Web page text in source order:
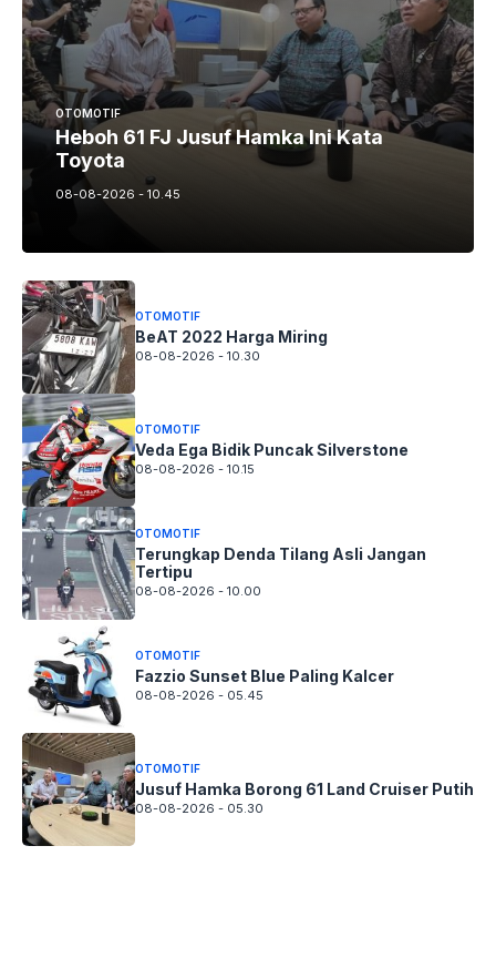
OTOMOTIF
Heboh 61 FJ Jusuf Hamka Ini Kata
Toyota
08-08-2026 - 10.45
OTOMOTIF
BeAT 2022 Harga Miring
08-08-2026 - 10.30
OTOMOTIF
Veda Ega Bidik Puncak Silverstone
08-08-2026 - 10.15
OTOMOTIF
Terungkap Denda Tilang Asli Jangan
Tertipu
08-08-2026 - 10.00
OTOMOTIF
Fazzio Sunset Blue Paling Kalcer
08-08-2026 - 05.45
OTOMOTIF
Jusuf Hamka Borong 61 Land Cruiser Putih
08-08-2026 - 05.30